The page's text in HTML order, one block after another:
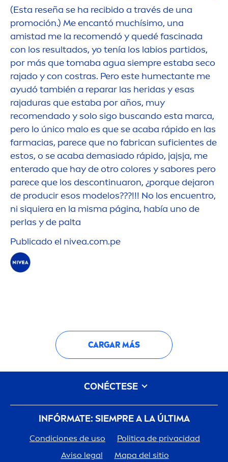
(Esta reseña se ha recibido a través de una
promoción.) Me encantó muchísimo, una
amistad me la recomendó y quedé fascinada
con los resultados, yo tenía los labios partidos,
por más que tomaba agua siempre estaba seco
rajado y con costras. Pero este humectante me
ayudó también a reparar las heridas y esas
rajaduras que estaba por años, muy
recomendado y solo sigo buscando esta marca,
pero lo único malo es que se acaba rápido en las
farmacias, parece que no fabrican suficientes de
estos, o se acaba demasiado rápido, jajsja, me
enterado que hay de otro colores y sabores pero
parece que los descontinuaron, ¿porque dejaron
de producir esos modelos???!!! No los encuentro,
ni siquiera en la misma página, había uno de
perlas y de palta
Publicado el nivea.com.pe
CARGAR MÁS
INFÓRMATE: SIEMPRE A LA ÚLTIMA
Condiciones de uso
Politica de privacidad
Aviso legal
Mapa del sitio
CONÉCTESE